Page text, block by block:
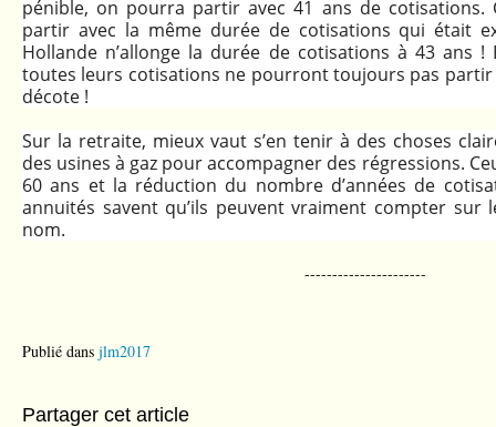
pénible, on pourra partir avec 41 ans de cotisations.
partir avec la même durée de cotisations qui était
Hollande n’allonge la durée de cotisations à 43 ans !
toutes leurs cotisations ne pourront toujours pas partir
décote !
Sur la retraite, mieux vaut s’en tenir à des choses
des usines à gaz pour accompagner des régressions.
60 ans et la réduction du nombre d’années de
annuités savent qu’ils peuvent vraiment compter
nom.
----------------------
Publié dans jlm2017
Partager cet article